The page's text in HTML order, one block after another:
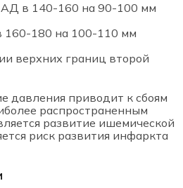
АД в 140-160 на 90-100 мм
160-180 на 100-110 мм
верхних границ второй
давления приводит к сбоям
распространенным
развитие ишемической
риск развития инфаркта